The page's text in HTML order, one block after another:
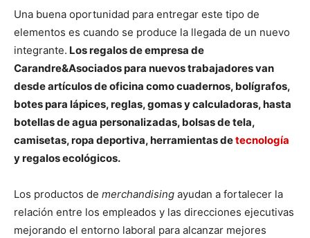
Una buena oportunidad para entregar este tipo de
elementos es cuando se produce la llegada de un nuevo
integrante. Los regalos de empresa de
Carandre&Asociados para nuevos trabajadores van
desde artículos de oficina como cuadernos, bolígrafos,
botes para lápices, reglas, gomas y calculadoras, hasta
botellas de agua personalizadas, bolsas de tela,
camisetas, ropa deportiva, herramientas detecnología
y regalos ecológicos.
Los productos de merchandising ayudan a fortalecer la
relación entre los empleados y las direcciones ejecutivas
mejorando el entorno laboral para alcanzar mejores